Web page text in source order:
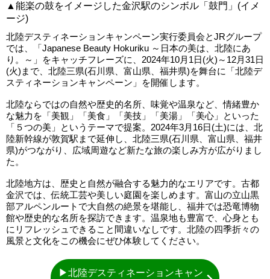
▲能楽の鼓をイメージした金沢駅のシンボル「鼓門」(イメ
ージ)
北陸デスティネーションキャンペーン実行委員会とJRグループ
では、「Japanese Beauty Hokuriku ～日本の美は、北陸にあ
り。～」をキャッチフレーズに、2024年10月1日(火)～12月31日
(火)まで、北陸三県(石川県、富山県、福井県)を舞台に「北陸デ
スティネーションキャンペーン」を開催します。
北陸ならではの自然や歴史的名所、味覚や温泉など、情緒豊か
な魅力を「美観」「美食」「美技」「美湯」「美心」といった
「５つの美」というテーマで提案。2024年3月16日(土)には、北
陸新幹線が敦賀駅まで延伸し、北陸三県(石川県、富山県、福井
県)がつながり、広域周遊など新たな旅の楽しみ方が広がりまし
た。
北陸地方は、歴史と自然が融合する魅力的なエリアです。古都
金沢では、伝統工芸や美しい庭園を楽しめます。富山の立山黒
部アルペンルートで大自然の絶景を堪能し、福井では恐竜博物
館や歴史的な名所を探訪できます。温泉地も豊富で、心身とも
にリフレッシュできること間違いなしです。北陸の四季折々の
風景と文化をこの機会にぜひ体験してください。
▶北陸デスティネーションキャン